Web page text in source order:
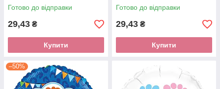
Готово до відправки
29,43 ₴
Купити
Готово до відправки
29,43 ₴
Купити
–50%